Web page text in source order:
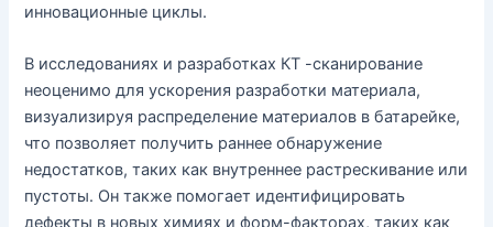
инновационные циклы.
В исследованиях и разработках КТ -сканирование
неоценимо для ускорения разработки материала,
визуализируя распределение материалов в батарейке,
что позволяет получить раннее обнаружение
недостатков, таких как внутреннее растрескивание или
пустоты. Он также помогает идентифицировать
дефекты в новых химиях и форм-факторах, таких как